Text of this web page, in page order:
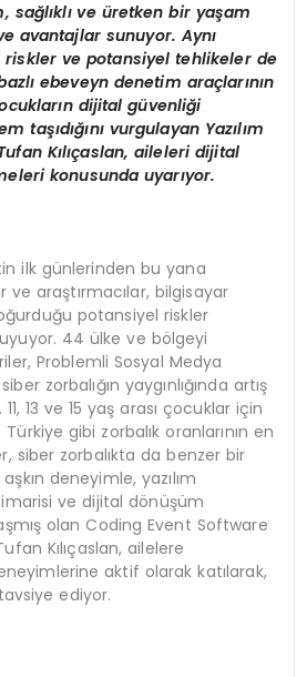
sağlıklıve üretken bir yaşam
avantajlar sunuyor. Aynı
riskler ve potansiyel tehlikeler de
ebeveyn denetim araçlarının
dijital güvenliği
taşıdığını vurgulayan Yazılım
Kılıçaslan, aileleri dijital
konusunda uyarıyor.
ilk günlerinden bu yana
araştırmacılar, bilgisayar
potansiyel riskler
44 ülke ve bölgeyi
Problemli Sosyal Medya
zorbalığın yaygınlığında artış
13 ve 15 yaş arası çocuklar için
gibi zorbalık oranlarının en
siber zorbalıkta da benzer bir
deneyimle, yazılım
ve dijital dönüşüm
olan Coding Event Software
Kılıçaslan, ailelere
aktif olarak katılarak,
ediyor.